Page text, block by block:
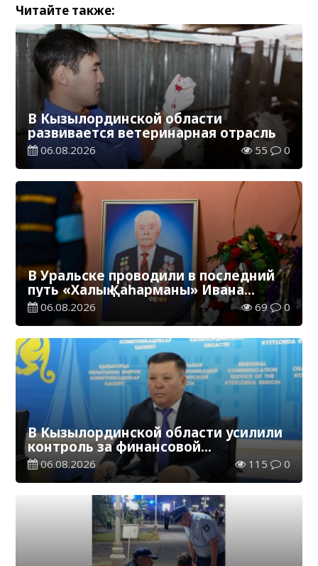
Читайте также:
В Кызылординской области
развивается ветеринарная отрасль
06.08.2026 55 0
В Уральске проводили в последний
путь «Халық Қаһарманы» Ивана
Степановича Гапича
06.08.2026 69 0
В Кызылординской области усилили
контроль за финансовой
дисциплиной
06.08.2026 115 0